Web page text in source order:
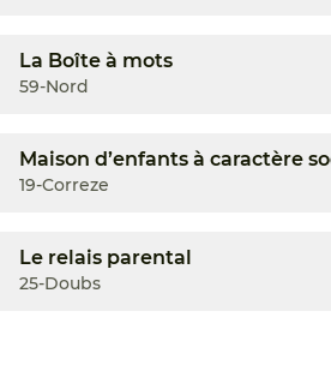
La Boîte à mots
59-Nord
Maison d’enfants à caractère
19-Correze
Le relais parental
25-Doubs